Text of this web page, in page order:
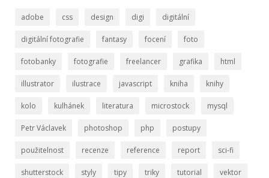
adobe css design digi digitální
digitální fotografie fantasy focení foto
fotobanky fotografie freelancer grafika html
illustrator ilustrace javascript kniha knihy
kolo kulhánek literatura microstock mysql
Petr Václavek photoshop php postupy
použitelnost recenze reference report sci-fi
shutterstock styly tipy triky tutorial vektor